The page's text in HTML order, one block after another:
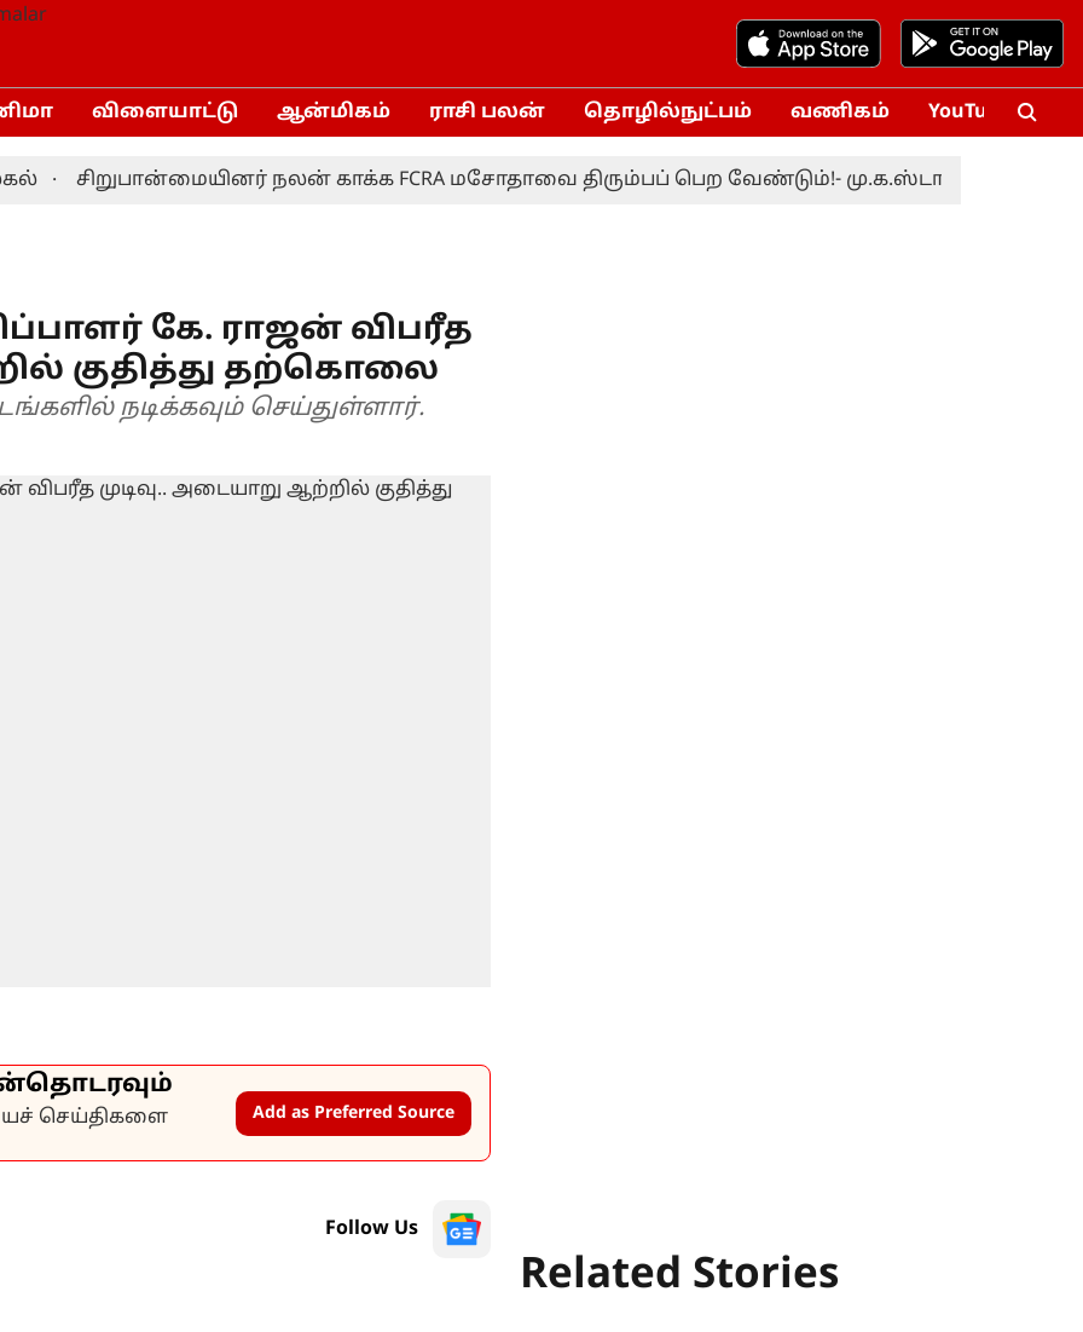
விளையாட்டு ஆன்மிகம் ராசி பலன் தொழில்நுட்பம் வணிகம் YouTube
சிறுபான்மையினர் நலன் காக்க FCRA மசோதாவை திரும்பப் பெற வேண்டும்!- மு.க.ஸ்டாலின்
கே. ராஜன் விபரீத
குதித்து தற்கொலை
நடிக்கவும் செய்துள்ளார்.
செய்திகளை Add as Preferred Source
Follow Us
Related Stories